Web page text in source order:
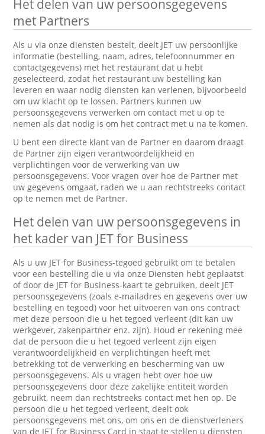
Het delen van uw persoonsgegevens
met Partners
Als u via onze diensten bestelt, deelt JET uw persoonlijke
informatie (bestelling, naam, adres, telefoonnummer en
contactgegevens) met het restaurant dat u hebt
geselecteerd, zodat het restaurant uw bestelling kan
leveren en waar nodig diensten kan verlenen, bijvoorbeeld
om uw klacht op te lossen. Partners kunnen uw
persoonsgegevens verwerken om contact met u op te
nemen als dat nodig is om het contract met u na te komen.
U bent een directe klant van de Partner en daarom draagt
de Partner zijn eigen verantwoordelijkheid en
verplichtingen voor de verwerking van uw
persoonsgegevens. Voor vragen over hoe de Partner met
uw gegevens omgaat, raden we u aan rechtstreeks contact
op te nemen met de Partner.
Het delen van uw persoonsgegevens in
het kader van JET for Business
Als u uw JET for Business-tegoed gebruikt om te betalen
voor een bestelling die u via onze Diensten hebt geplaatst
of door de JET for Business-kaart te gebruiken, deelt JET
persoonsgegevens (zoals e-mailadres en gegevens over uw
bestelling en tegoed) voor het uitvoeren van ons contract
met deze persoon die u het tegoed verleent (dit kan uw
werkgever, zakenpartner enz. zijn). Houd er rekening mee
dat de persoon die u het tegoed verleent zijn eigen
verantwoordelijkheid en verplichtingen heeft met
betrekking tot de verwerking en bescherming van uw
persoonsgegevens. Als u vragen hebt over hoe uw
persoonsgegevens door deze zakelijke entiteit worden
gebruikt, neem dan rechtstreeks contact met hen op. De
persoon die u het tegoed verleent, deelt ook
persoonsgegevens met ons, om ons en de dienstverleners
van de JET for Business Card in staat te stellen u diensten